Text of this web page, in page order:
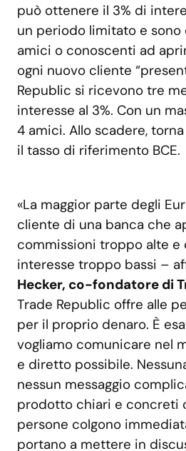
può ottenere il 3% di
un periodo limitato e
amici o conoscenti ad
ogni nuovo cliente
Republic si ricevono tre
interesse al 3%. Con un
4 amici. Allo scadere,
il tasso di riferimento BCE.
«La maggior parte degli
cliente di una banca che
commissioni troppo alte e
interesse troppo bassi –
Hecker, co-fondatore di
Trade Republic offre alle
per il proprio denaro. È
vogliamo comunicare nel
e diretto possibile.
nessun messaggio
prodotto chiari e concreti
persone colgono
portano a mettere in